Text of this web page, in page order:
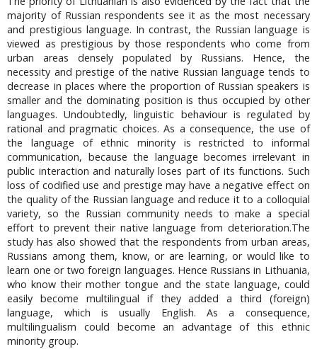
majority of Russian respondents see it as the most necessary
and prestigious language. In contrast, the Russian language is
viewed as prestigious by those respondents who come from
urban areas densely populated by Russians. Hence, the
necessity and prestige of the native Russian language tends to
decrease in places where the proportion of Russian speakers is
smaller and the dominating position is thus occupied by other
languages. Undoubtedly, linguistic behaviour is regulated by
rational and pragmatic choices. As a consequence, the use of
the language of ethnic minority is restricted to informal
communication, because the language becomes irrelevant in
public interaction and naturally loses part of its functions. Such
loss of codified use and prestige may have a negative effect on
the quality of the Russian language and reduce it to a colloquial
variety, so the Russian community needs to make a special
effort to prevent their native language from deterioration.The
study has also showed that the respondents from urban areas,
Russians among them, know, or are learning, or would like to
learn one or two foreign languages. Hence Russians in Lithuania,
who know their mother tongue and the state language, could
easily become multilingual if they added a third (foreign)
language, which is usually English. As a consequence,
multilingualism could become an advantage of this ethnic
minority group.